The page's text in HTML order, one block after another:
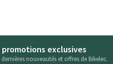
exclusives
nouveautés et offres de Bikelec.